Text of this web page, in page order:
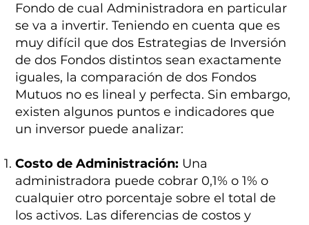
Fondo de cual Administradora en particular
se va a invertir. Teniendo en cuenta que es
muy difícil que dos Estrategias de Inversión
de dos Fondos distintos sean exactamente
iguales, la comparación de dos Fondos
Mutuos no es lineal y perfecta. Sin embargo,
existen algunos puntos e indicadores que
un inversor puede analizar:
Costo de Administración: Una
administradora puede cobrar 0,1% o 1% o
cualquier otro porcentaje sobre el total de
los activos. Las diferencias de costos y